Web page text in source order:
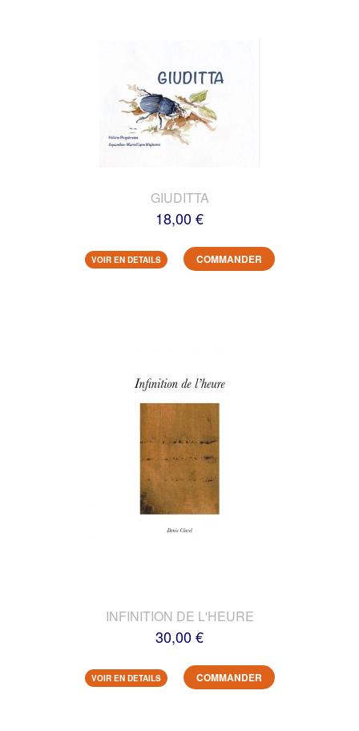
GIUDITTA
18,00 €
VOIR EN DETAILS COMMANDER
INFINITION DE L'HEURE
30,00 €
VOIR EN DETAILS COMMANDER